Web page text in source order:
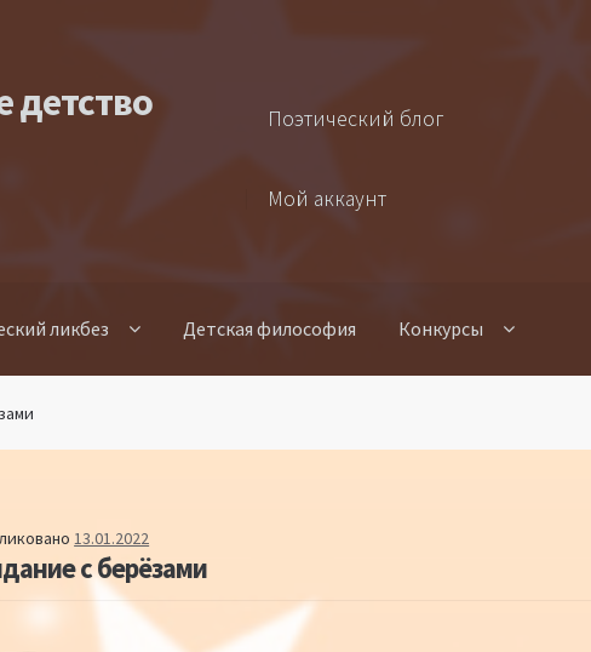
детство Поэтический блог
Мой аккаунт
ликбез Детская философия Конкурсы
13.01.2022
с берёзами